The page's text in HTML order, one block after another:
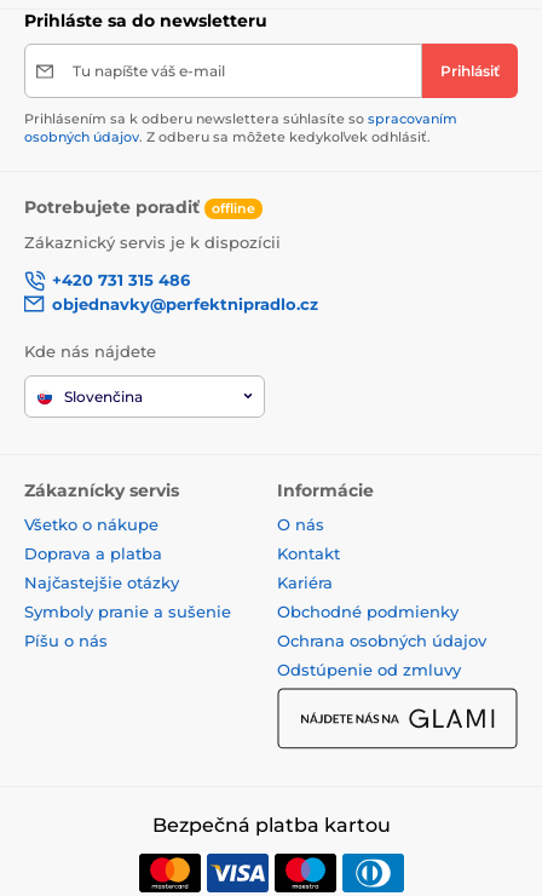
Prihláste sa do newsletteru
Tu napíšte váš e-mail Prihlásiť
Prihlásením sa k odberu newslettera súhlasíte so spracovaním
osobných údajov. Z odberu sa môžete kedykoľvek odhlásiť.
Potrebujete poradiť offline
Zákaznický servis je k dispozícii
+420 731 315 486
objednavky@perfektnipradlo.cz
Kde nás nájdete
Slovenčina
Zákaznícky servis
Všetko o nákupe
Doprava a platba
Najčastejšie otázky
Symboly pranie a sušenie
Píšu o nás
Informácie
O nás
Kontakt
Kariéra
Obchodné podmienky
Ochrana osobných údajov
Odstúpenie od zmluvy
Bezpečná platba kartou